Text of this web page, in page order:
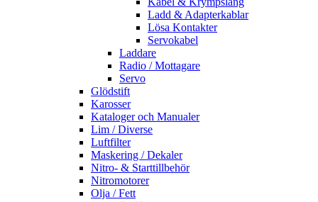
Ladd & Adapterkablar
Lösa Kontakter
Servokabel
Laddare
Radio / Mottagare
Servo
Glödstift
Karosser
Kataloger och Manualer
Lim / Diverse
Luftfilter
Maskering / Dekaler
Nitro- & Starttillbehör
Nitromotorer
Olja / Fett